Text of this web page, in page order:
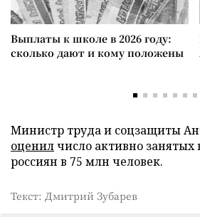
Выплаты к школе в 2026 году:
сколько дают и кому положены
Министр труда и соцзащиты
оценилчисло активно занятых
россиян в 75 млн человек.
Текст: Дмитрий Зубарев